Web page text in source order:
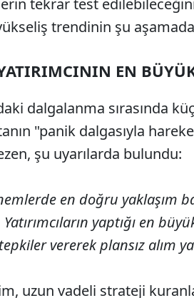
tekrar test
trendinin şu
EN
dalgalanma sırasında
"panik dalgasıyla
şu uyarılarda bulundu:
en doğru yaklaşım
yaptığı en
vererek plansız alım
uzun vadeli strateji